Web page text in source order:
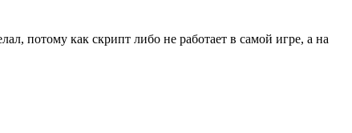
потому как скрипт либо не работает в самой игре, а на